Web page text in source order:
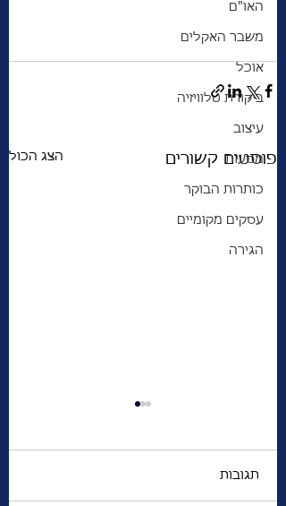
האו"ם
משבר האקלים
אוכל
ביקורת טלוויזיה
עיצוב
מסעות
כותרות הבוקר
עסקים מקומיים
הגירה
פוסטים קשורים הצג הכול
תגובות